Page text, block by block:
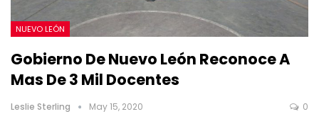
NUEVO LEÓN
Gobierno De Nuevo León Reconoce A
Mas De 3 Mil Docentes
Leslie Sterling May 15, 2020 0